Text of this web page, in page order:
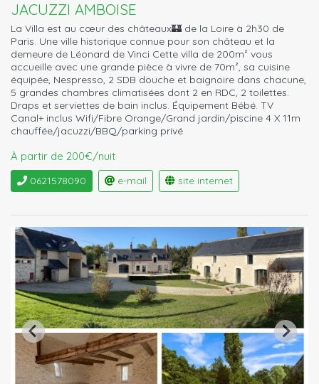
JACUZZI AMBOISE
La Villa est au cœur des châteaux🏰 de la Loire à 2h30 de
Paris. Une ville historique connue pour son château et la
demeure de Léonard de Vinci Cette villa de 200m² vous
accueille avec une grande pièce à vivre de 70m², sa cuisine
équipée, Nespresso, 2 SDB douche et baignoire dans chacune,
5 grandes chambres climatisées dont 2 en RDC, 2 toilettes.
Draps et serviettes de bain inclus. Équipement Bébé. TV
Canal+ inclus Wifi/Fibre Orange/Grand jardin/piscine 4 X 11m
chauffée/jacuzzi/BBQ/parking privé
À partir de 200€/nuit
0621578090 e-mail site internet